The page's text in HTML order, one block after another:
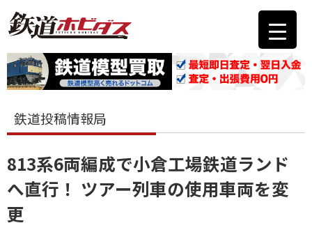
鉄道投稿情報局
813系6両編成で小倉工場鉄道ランド
へ直行！ ツアー列車の使用車両を変
更